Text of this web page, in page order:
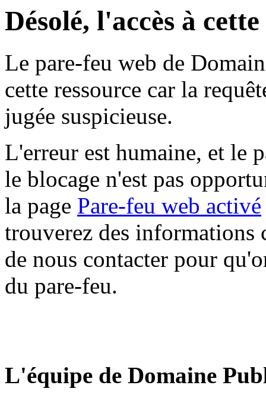
Désolé, l'accès à
Le pare-feu web de
cette ressource car la
jugée suspicieuse.
L'erreur est humaine, et le
le blocage n'est pas
la page Pare-feu web activé
trouverez des informations
de nous contacter pour
du pare-feu.
L'équipe de Domaine